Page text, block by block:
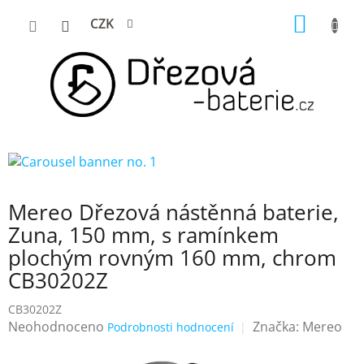
CZK
Mereo Dřezová nástěnná baterie,
Zuna, 150 mm, s ramínkem
plochým rovným 160 mm, chrom
CB30202Z
CB30202Z
Průměrné
Neohodnoceno Podrobnosti hodnocení Značka: Mereo